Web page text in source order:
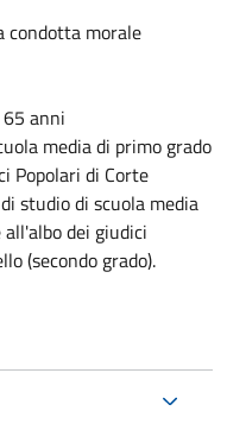
condotta morale
anni
media di primo grado
Popolari di Corte
studio di scuola media
dei giudici
(secondo grado).